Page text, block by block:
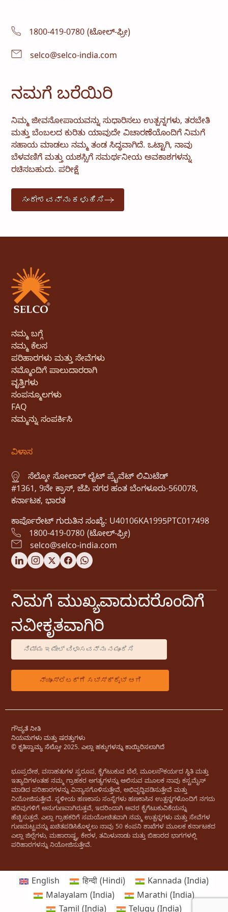
1800-419-0780 (ಟೋಲ್-ಫ್ರೀ)
selco@selco-india.com
ನಮಗೆ ಬರೆಯಿರಿ
ನಿಮ್ಮ ಜೀವನೋಪಾಯವನ್ನು ಸುಧಾರಿಸಲು ಉತ್ಪನ್ನಗಳು, ತರಬೇತಿ
ಮತ್ತು ಬೆಂಬಲದ ಕುರಿತು ಯಾವುದೇ ವಿಚಾರಣೆಯೊಂದಿಗೆ ನಿಮಗೆ
ಸಹಾಯ ಮಾಡಲು ನಮ್ಮ ತಂಡ ಸಿದ್ಧವಾಗಿದೆ. ಒಟ್ಟಾಗಿ, ನಾವು
ಬೆಳವಣಿಗೆ ಮತ್ತು ಯಶಸ್ಸಿಗೆ ಸಮರ್ಥನೀಯ ಅವಕಾಶಗಳನ್ನು
ರಚಿಸಬಹುದು. ಪರೀಕ್ಷೆ
ಸಂದೇಶವನ್ನು ಕಳುಹಿಸಿ
ನಮ್ಮ ಬಗ್ಗೆ
ನಮ್ಮ ಕೆಲಸ
ಪರಿಹಾರಗಳು ಮತ್ತು ಸೇವೆಗಳು
ನಮ್ಮೊಂದಿಗೆ ಪಾಲುದಾರರಾಗಿ
ವೃತ್ತಿಗಳು
ಸಂಪನ್ಮೂಲಗಳು
FAQ
ನಮ್ಮನ್ನು ಸಂಪರ್ಕಿಸಿ
ವಿಳಾಸ
ಸೆಲ್ಕೋ ಸೋಲಾರ್ ಲೈಟ್ ಪ್ರೈವೆಟ್ ಲಿಮಿಟೆಡ್
#1361, 9ನೇ ಕ್ರಾಸ್, ಜೆಪಿ ನಗರ ಹಂತ ಬೆಂಗಳೂರು-560078,
ಕರ್ನಾಟಕ, ಭಾರತ
ಕಾರ್ಪೊರೇಟ್ ಗುರುತಿನ ಸಂಖ್ಯೆ: U40106KA1995PTC017498
1800-419-0780 (ಟೋಲ್-ಫ್ರೀ)
selco@selco-india.com
ನಿಮಗೆ ಮುಖ್ಯವಾದುದರೊಂದಿಗೆ
ನವೀಕೃತವಾಗಿರಿ
ಗೌಪ್ಯತೆ ನೀತಿ
ನಿಯಮಗಳು ಮತ್ತು ಷರತ್ತುಗಳು
© ಕೃತಿಸ್ವಾಮ್ಯ ಸೆಲ್ಕೋ 2025. ಎಲ್ಲಾ ಹಕ್ಕುಗಳನ್ನು ಕಾಯ್ದಿರಿಸಲಾಗಿದೆ
ಭೂಪ್ರದೇಶ, ವಸಾಹತುಗಳ ಸ್ವರೂಪ, ಕೈಗೆಟುಕುವ ಬೆಲೆ, ಮೂಲಸೌಕರ್ಯದ ಸ್ಥಿತಿ ಮತ್ತು
ಇತ್ಯಾದಿಗಳಂತಹ ನಮ್ಮ ಗ್ರಾಹಕರ ಅಗತ್ಯಗಳನ್ನು ಆಲಿಸುವ ಮೂಲಕ ನಾವು ಕಸ್ಟಮೈಸ್
ಮಾಡಿದ ಪರಿಹಾರಗಳನ್ನು ವಿನ್ಯಾಸಗೊಳಿಸುತ್ತೇವೆ, ಅಭಿವೃದ್ಧಿಪಡಿಸುತ್ತೇವೆ ಮತ್ತು
ನಿಯೋಜಿಸುತ್ತೇವೆ. ಸ್ಥಳೀಯ ಹಣಕಾಸು ಸಂಸ್ಥೆಗಳು ಹಣಕಾಸಿನ ಉತ್ಪನ್ನಗಳೊಂದಿಗೆ ನಗದು
ಹರಿವುಗಳಿಗೆ ಅನುಗುಣವಾಗಿರುತ್ತವೆ, ಇದರಿಂದಾಗಿ ಅವರ ಕೈಗೆಟುಕುವಿಕೆಯನ್ನು
ಹೆಚ್ಚಿಸುತ್ತದೆ. ಎಲ್ಲಾ ಗ್ರಾಹಕರಿಗೆ ಸಮಯೋಚಿತವಾಗಿ ನಮ್ಮ ಉತ್ಪನ್ನಗಳು ಮತ್ತು ಸೇವೆಗಳ
ಗುಣಮಟ್ಟವನ್ನು ಖಚಿತಪಡಿಸಿಕೊಳ್ಳಲು ನಾವು 50 ಕಂಪನಿ ಶಾಖೆಗಳ ಮೂಲಕ ಕರ್ನಾಟಕದ
ಎಲ್ಲಾ ಜಿಲ್ಲೆಗಳು, ಮಹಾರಾಷ್ಟ್ರ, ಕೇರಳ, ತಮಿಳುನಾಡು ಮತ್ತು ಬಿಹಾರದ ಭಾಗಗಳಲ್ಲಿ
ಪರಿಹಾರಗಳನ್ನು ನಿಯೋಜಿಸುತ್ತೇವೆ.
English हिन्दी(Hindi)
Kannada (India)
Malayalam (India)
Marathi (India)
Tamil (India)
Telugu (India)